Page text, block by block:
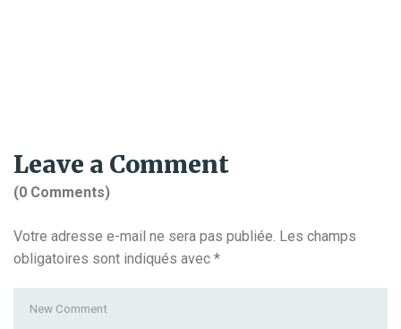
Leave a Comment
(0 Comments)
Votre adresse e-mail ne sera pas publiée. Les champs
obligatoires sont indiqués avec *